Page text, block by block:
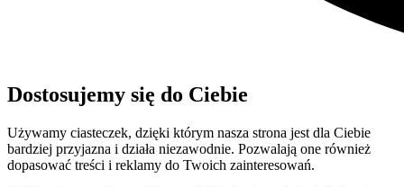
Dostosujemy się do Ciebie
Używamy ciasteczek, dzięki którym nasza strona jest dla Ciebie
bardziej przyjazna i działa niezawodnie. Pozwalają one również
dopasować treści i reklamy do Twoich zainteresowań.